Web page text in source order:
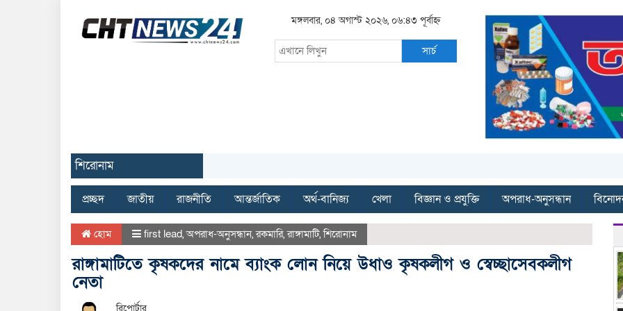
মঙ্গলবার, ০৪ অগাস্ট ২০২৬, ০৬:৪৩ পূর্বাহ্ন
সার্চ
শিরোনাম
প্রচ্ছদ জাতীয় রাজনীতি আন্তর্জাতিক অর্থ-বানিজ্য খেলা বিজ্ঞান ও প্রযুক্তি অপরাধ-অনুসন্ধান
হোম first lead,অপরাধ-অনুসন্ধান,রকমারি,রাঙ্গামাটি,শিরোনাম
রাঙ্গামাটিতে কৃষকদের নামে ব্যাংক লোন নিয়ে উধাও কৃষকলীগ ও স্বেচ্ছাসেবকলীগ
নেতা